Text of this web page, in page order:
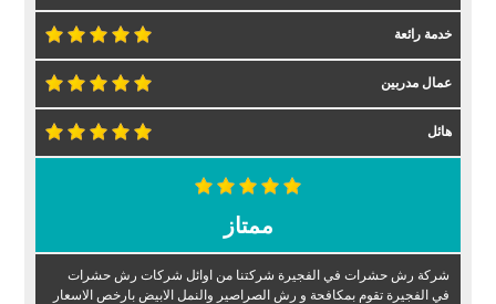
خدمة رائعة
عمال مدربين
هائل
ممتاز
شركة رش حشرات في الفجيرة شركتنا من اوائل شركات رش حشرات
في الفجيرة تقوم بمكافحة و رش الصراصير والنمل الابيض بارخص الاسعار